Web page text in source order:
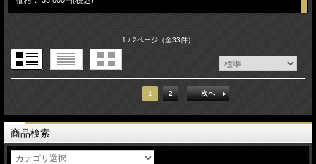
1 / 2ページ（全33件）
1 2 次へ
商品検索